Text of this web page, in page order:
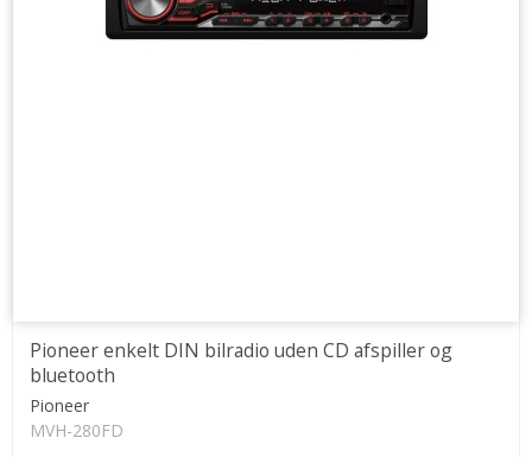
Pioneer enkelt DIN bilradio uden CD afspiller og
bluetooth
Pioneer
MVH-280FD